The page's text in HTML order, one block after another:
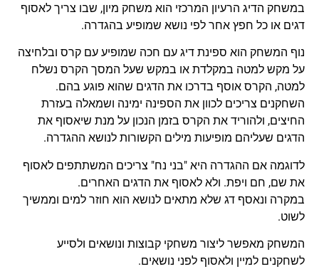
במשחק הדיג הרעיון המרכזי הוא משחק מיון, שבו צריך לאסוף
דגים או כל חפץ אחר לפי נושא שמופיע בהגדרה.
נוף המשחק הוא ספינת דיג עם חכה שמופיע עם קרס ובלחיצה
על מקש למטה במקלדת או במקש שעל המסך הקרס נשלח
למטה, הקרס אוסף בדרכו את הדגים שהוא פוגע בהם.
השחקנים צריכים לכוון את הספינה ימינה ושמאלה בעזרת
החיצים, ולהוריד את הקרס בזמן הנכון על מנת שיאסוף את
הדגים שעליהם מופיעות מילים הקשורות לנושא ההגדרה.
לדוגמה אם ההגדרה היא "בני נח" צריכים המשתתפים לאסוף
את שם, חם ויפת. ולא לאסוף את הדגים האחרים.
במקרה ונאסף דג שלא מתאים לנושא הוא חוזר למים וממשיך
לשוט.
המשחק מאפשר ליצור משחקי קבוצות ונושאים ולסייע
לשחקנים למיין ולאסוף לפני נושאים.